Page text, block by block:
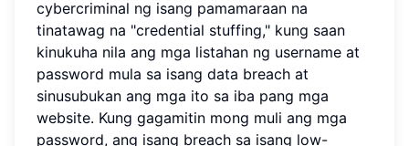
cybercriminal ng isang pamamaraan na
tinatawag na "credential stuffing," kung saan
kinukuha nila ang mga listahan ng username at
password mula sa isang data breach at
sinusubukan ang mga ito sa iba pang mga
website. Kung gagamitin mong muli ang mga
password, ang isang breach sa isang low-